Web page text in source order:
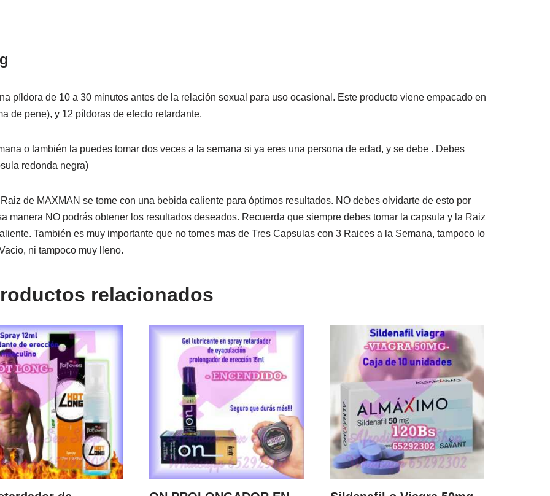
píldora de 10 a 30 minutos antes de la relación sexual para uso ocasional. Este producto viene empacado en
de pene), y 12 píldoras de efecto retardante.
o también la puedes tomar dos veces a la semana si ya eres una persona de edad, y se debe . Debes
redonda negra)
de MAXMAN se tome con una bebida caliente para óptimos resultados. NO debes olvidarte de esto por
manera NO podrás obtener los resultados deseados. Recuerda que siempre debes tomar la capsula y la Raiz
También es muy importante que no tomes mas de Tres Capsulas con 3 Raices a la Semana, tampoco lo
ni tampoco muy lleno.
relacionados